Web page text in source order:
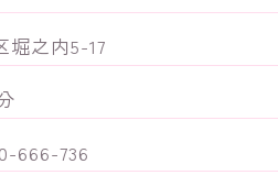
堀之内5-17
666-736